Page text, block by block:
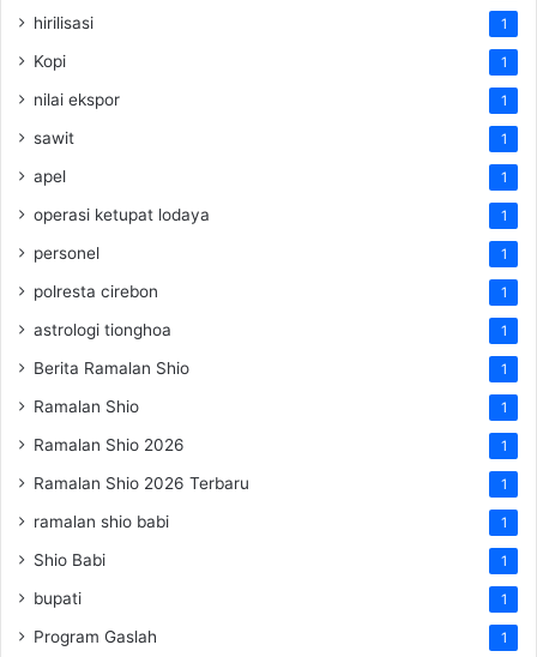
hirilisasi 1
Kopi 1
nilai ekspor 1
sawit 1
apel 1
operasi ketupat lodaya 1
personel 1
polresta cirebon 1
astrologi tionghoa 1
Berita Ramalan Shio 1
Ramalan Shio 1
Ramalan Shio 2026 1
Ramalan Shio 2026 Terbaru 1
ramalan shio babi 1
Shio Babi 1
bupati 1
Program Gaslah 1